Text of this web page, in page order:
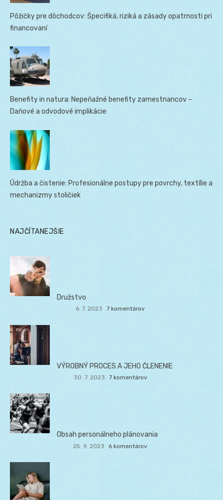
Pôžičky pre dôchodcov: Špecifiká, riziká a zásady opatrnosti pri
financovaní
Benefity in natura: Nepeňažné benefity zamestnancov –
Daňové a odvodové implikácie
Údržba a čistenie: Profesionálne postupy pre povrchy, textílie a
mechanizmy stoličiek
NAJČÍTANEJŠIE
Družstvo
6. 7. 2023 7 komentárov
VÝROBNÝ PROCES A JEHO ČLENENIE
30. 7. 2023 7 komentárov
Obsah personálneho plánovania
25. 9. 2023 6 komentárov